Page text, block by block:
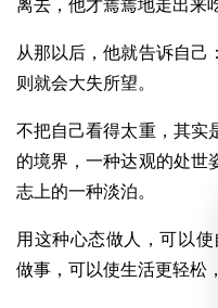
离去，他才蔫蔫地走出来
从那以后，他就告诉自己
则就会大失所望。
不把自己看得太重，其实
的境界，一种达观的处世
志上的一种淡泊。
用这种心态做人，可以
做事，可以使生活更轻松